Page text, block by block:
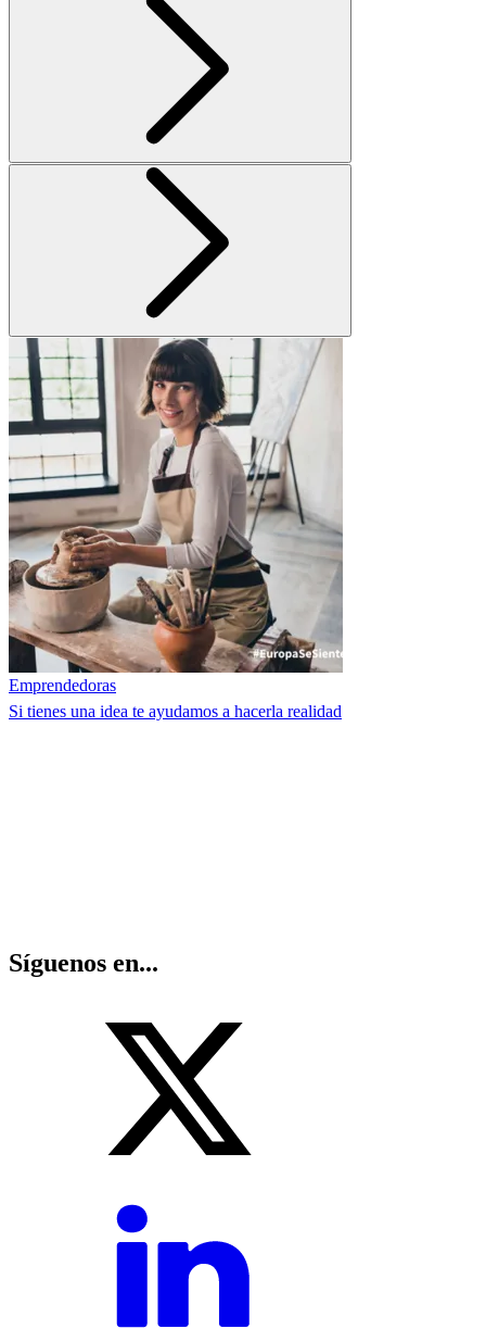
Emprendedoras
Si tienes una idea te ayudamos a hacerla realidad
Síguenos en...